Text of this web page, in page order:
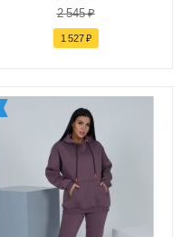
2 545₽
1 527₽